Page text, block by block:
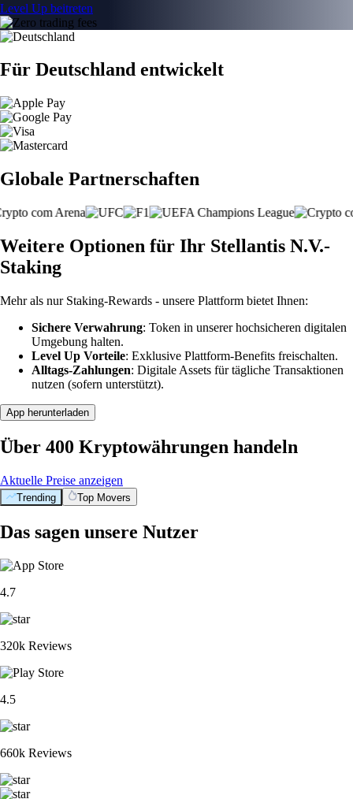
Level Up beitreten
Für Deutschland entwickelt
Globale Partnerschaften
Weitere Optionen für Ihr Stellantis N.V.-
Staking
Mehr als nur Staking-Rewards - unsere Plattform bietet Ihnen:
Sichere Verwahrung: Token in unserer hochsicheren digitalen
Umgebung halten.
Level Up Vorteile: Exklusive Plattform-Benefits freischalten.
Alltags-Zahlungen: Digitale Assets für tägliche Transaktionen
nutzen (sofern unterstützt).
App herunterladen
Über 400 Kryptowährungen handeln
Aktuelle Preise anzeigen
Trending Top Movers
Das sagen unsere Nutzer
4.7
320k Reviews
4.5
660k Reviews